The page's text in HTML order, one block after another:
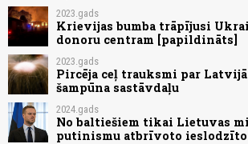
2023.gads
Krievijas bumba trāpījusi
donoru centram [papildināts]
2023.gads
Pircēja ceļ trauksmi par
šampūna sastāvdaļu
2024.gads
No baltiešiem tikai Lietuvas
putinismu atbrīvoto ieslodzīto